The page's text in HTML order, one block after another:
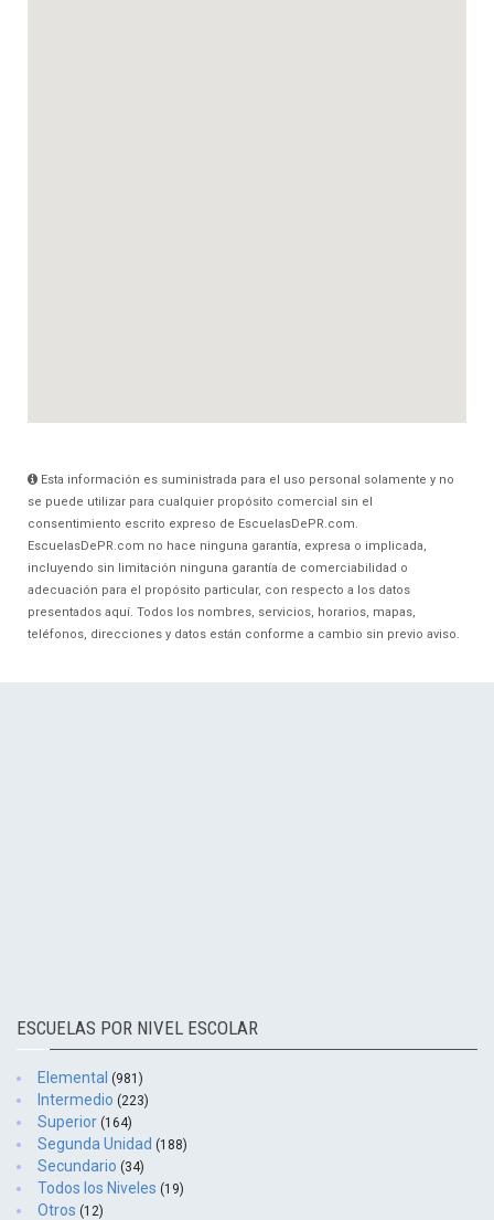
Esta información es suministrada para el uso personal solamente y no
se puede utilizar para cualquier propósito comercial sin el
consentimiento escrito expreso de EscuelasDePR.com.
EscuelasDePR.com no hace ninguna garantía, expresa o implicada,
incluyendo sin limitación ninguna garantía de comerciabilidad o
adecuación para el propósito particular, con respecto a los datos
presentados aquí. Todos los nombres, servicios, horarios, mapas,
teléfonos, direcciones y datos están conforme a cambio sin previo aviso.
ESCUELAS POR NIVEL ESCOLAR
Elemental (981)
Intermedio (223)
Superior (164)
Segunda Unidad (188)
Secundario (34)
Todos los Niveles (19)
Otros (12)